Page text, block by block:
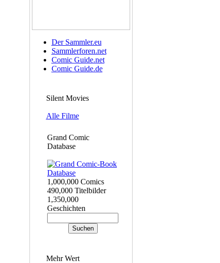
Der Sammler.eu
Sammlerforen.net
Comic Guide.net
Comic Guide.de
Silent Movies
Alle Filme
Grand Comic
Database
1,000,000 Comics
490,000 Titelbilder
1,350,000
Geschichten
Mehr Wert